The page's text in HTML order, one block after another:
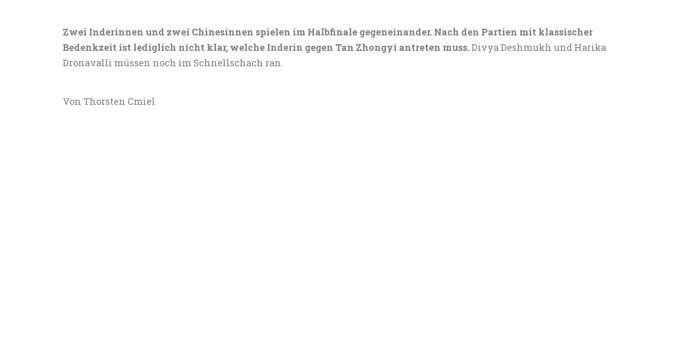
Zwei Inderinnen und zwei Chinesinnen spielen im Halbfinale gegeneinander. Nach den Partien mit klassischer
Bedenkzeit ist lediglich nicht klar, welche Inderin gegen Tan Zhongyi antreten muss.Divya Deshmukh und Harika
Dronavalli müssen noch im Schnellschach ran.
Von Thorsten Cmiel